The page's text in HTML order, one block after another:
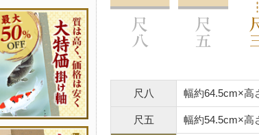
尺八 幅約64.5cm×高
尺五 幅約54.5cm×高